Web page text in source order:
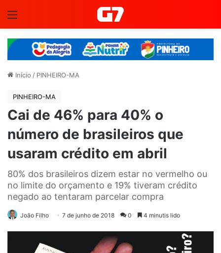
Início / PINHEIRO-MA
PINHEIRO-MA
Cai de 46% para 40% o
número de brasileiros que
usaram crédito em abril
80% dos brasileiros dizem estar no vermelho ou
no limite do orçamento e 19% tiveram crédito
negado ao tentaram parcelar compra
João Filho 7 de junho de 2018 0 4 minutis lido